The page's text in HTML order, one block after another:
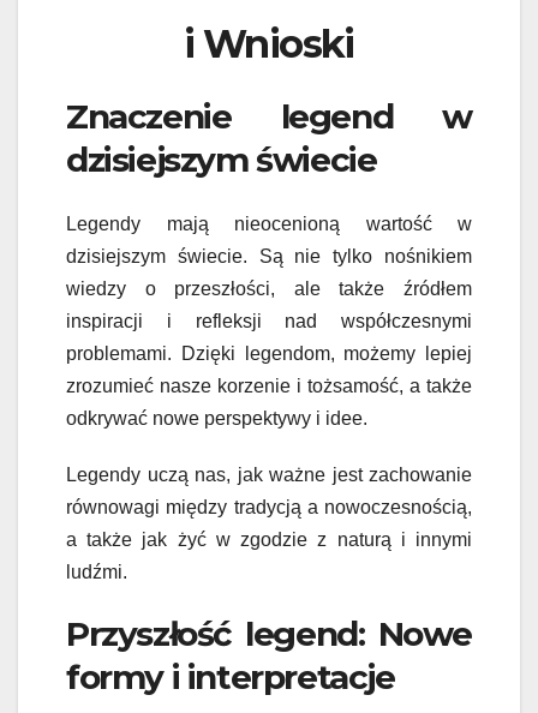
i Wnioski
Znaczenie legend w
dzisiejszym świecie
Legendy mają nieocenioną wartość w
dzisiejszym świecie. Są nie tylko nośnikiem
wiedzy o przeszłości, ale także źródłem
inspiracji i refleksji nad współczesnymi
problemami. Dzięki legendom, możemy lepiej
zrozumieć nasze korzenie i tożsamość, a także
odkrywać nowe perspektywy i idee.
Legendy uczą nas, jak ważne jest zachowanie
równowagi między tradycją a nowoczesnością,
a także jak żyć w zgodzie z naturą i innymi
ludźmi.
Przyszłość legend: Nowe
formy i interpretacje